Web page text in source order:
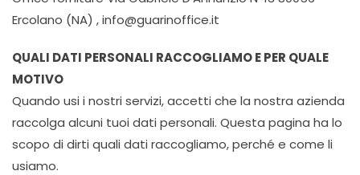
Ercolano (NA) , info@guarinoffice.it
QUALI DATI PERSONALI RACCOGLIAMO E PER QUALE
MOTIVO
Quando usi i nostri servizi, accetti che la nostra azienda
raccolga alcuni tuoi dati personali. Questa pagina ha lo
scopo di dirti quali dati raccogliamo, perché e come li
usiamo.